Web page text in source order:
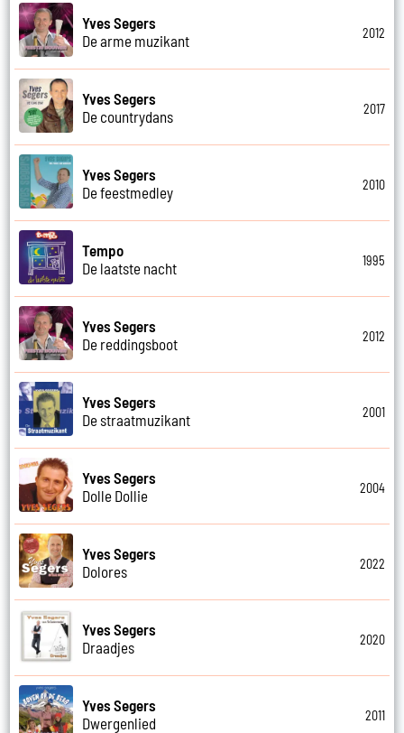
Yves Segers
De arme muzikant
2012
Yves Segers
De countrydans
2017
Yves Segers
De feestmedley
2010
Tempo
De laatste nacht
1995
Yves Segers
De reddingsboot
2012
Yves Segers
De straatmuzikant
2001
Yves Segers
Dolle Dollie
2004
Yves Segers
Dolores
2022
Yves Segers
Draadjes
2020
Yves Segers
Dwergenlied
2011